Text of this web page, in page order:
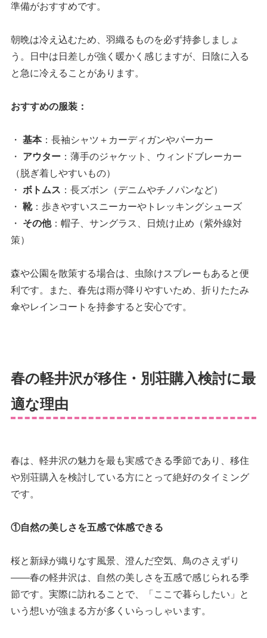
準備がおすすめです。
朝晩は冷え込むため、羽織るものを必ず持参しましょ
う。日中は日差しが強く暖かく感じますが、日陰に入る
と急に冷えることがあります。
おすすめの服装：
・ 基本：長袖シャツ＋カーディガンやパーカー
・ アウター：薄手のジャケット、ウィンドブレーカー
（脱ぎ着しやすいもの）
・ ボトムス ：長ズボン（デニムやチノパンなど）
・ 靴：歩きやすいスニーカーやトレッキングシューズ
・ その他：帽子、サングラス、日焼け止め（紫外線対
策）
森や公園を散策する場合は、虫除けスプレーもあると便
利です。また、春先は雨が降りやすいため、折りたたみ
傘やレインコートを持参すると安心です。
春の軽井沢が移住・別荘購入検討に最
適な理由
春は、軽井沢の魅力を最も実感できる季節であり、移住
や別荘購入を検討している方にとって絶好のタイミング
です。
①自然の美しさを五感で体感できる
桜と新緑が織りなす風景、澄んだ空気、鳥のさえずり
——春の軽井沢は、自然の美しさを五感で感じられる季
節です。実際に訪れることで、「ここで暮らしたい」と
いう想いが強まる方が多くいらっしゃいます。